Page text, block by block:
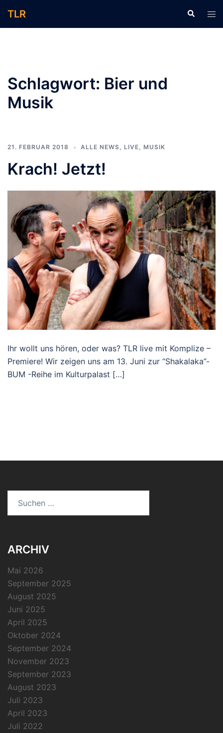
Inhalt
TLR Suche
Schlagwort: Bier und
Musik
21. FEBRUAR 2018 ALLE NEWS, LIVE, MUSIK
Krach! Jetzt!
Ihr wollt uns hören, oder was? TLR live mit Komplize –
Premiere! Wir zeigen uns am 13. Juni zur “Shakalaka”-
BUM -Reihe im Kulturpalast […]
nach:
ARCHIV
Mai 2026
September 2025
August 2025
Juni 2025
April 2025
Oktober 2024
September 2024
November 2023
September 2023
August 2023
Juli 2023
April 2023
Juli 2022